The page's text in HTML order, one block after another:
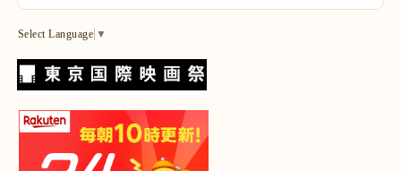
Select Language ▼